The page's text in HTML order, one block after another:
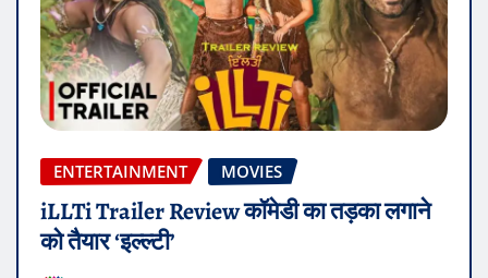
ENTERTAINMENT MOVIES
iLLTi Trailer Review कॉमेडी का तड़का लगाने
को तैयार ‘इल्ल्टी’